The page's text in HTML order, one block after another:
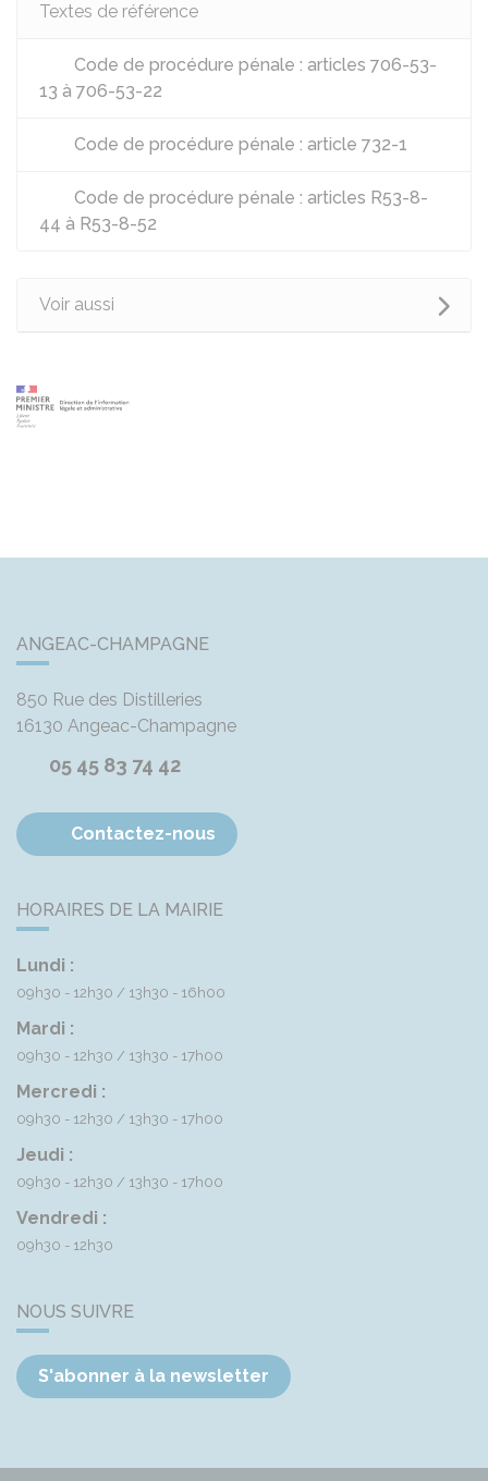
Textes de référence
Code de procédure pénale : articles 706-53-
13 à 706-53-22
Code de procédure pénale : article 732-1
Code de procédure pénale : articles R53-8-
44 à R53-8-52
Voir aussi
ANGEAC-CHAMPAGNE
850 Rue des Distilleries
16130 Angeac-Champagne
05 45 83 74 42
Contactez-nous
HORAIRES DE LA MAIRIE
Lundi :
09h30 - 12h30 13h30 - 16h00
Mardi :
09h30 - 12h30 13h30 - 17h00
Mercredi :
09h30 - 12h30 13h30 - 17h00
Jeudi :
09h30 - 12h30 13h30 - 17h00
Vendredi :
09h30 - 12h30
NOUS SUIVRE
S'abonner à la newsletter